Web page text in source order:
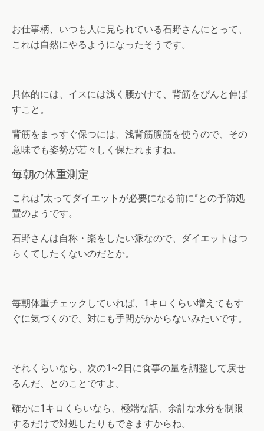
お仕事柄、いつも人に見られている石野さんにとって、
これは自然にやるようになったそうです。
具体的には、イスには浅く腰かけて、背筋をぴんと伸ば
すこと。
背筋をまっすぐ保つには、浅背筋腹筋を使うので、その
意味でも姿勢が若々しく保たれますね。
毎朝の体重測定
これは”太ってダイエットが必要になる前に”との予防処
置のようです。
石野さんは自称・楽をしたい派なので、ダイエットはつ
らくてしたくないのだとか。
毎朝体重チェックしていれば、1キロくらい増えてもす
ぐに気づくので、対にも手間がかからないみたいです。
それくらいなら、次の1~2日に食事の量を調整して戻せ
るんだ、とのことですよ。
確かに1キロくらいなら、極端な話、余計な水分を制限
するだけで対処したりもできますからね。